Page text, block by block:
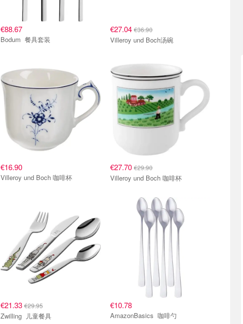
€88.67
Bodum 餐具套装
€27.04 €36.90
Villeroy und Boch汤碗
€16.90
Villeroy und Boch 咖啡杯
€27.70 €29.90
Villeroy und Boch 咖啡杯
€21.33€29.95
Zwilling 儿童餐具
€10.78
AmazonBasics 咖啡勺